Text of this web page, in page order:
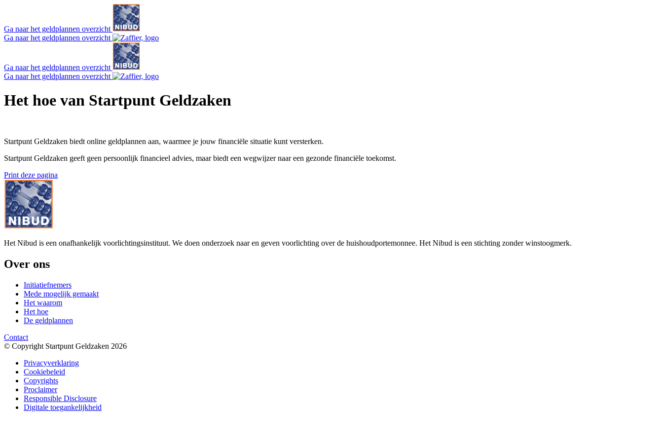
Ga naar het geldplannen overzicht
Ga naar het geldplannen overzicht
Ga naar het geldplannen overzicht
Ga naar het geldplannen overzicht
Het hoe van Startpunt Geldzaken
Startpunt Geldzaken biedt online geldplannen aan, waarmee je jouw financiële situatie kunt versterken.
Startpunt Geldzaken geeft geen persoonlijk financieel advies, maar biedt een wegwijzer naar een gezonde financiële toekomst.
Print deze pagina
Het Nibud is een onafhankelijk voorlichtingsinstituut. We doen onderzoek naar en geven voorlichting over de huishoudportemonnee. Het Nibud is een stichting zonder winstoogmerk.
Over ons
Initiatiefnemers
Mede mogelijk gemaakt
Het waarom
Het hoe
De geldplannen
Contact
© Copyright Startpunt Geldzaken 2026
Privacyverklaring
Cookiebeleid
Copyrights
Proclaimer
Responsible Disclosure
Digitale toegankelijkheid